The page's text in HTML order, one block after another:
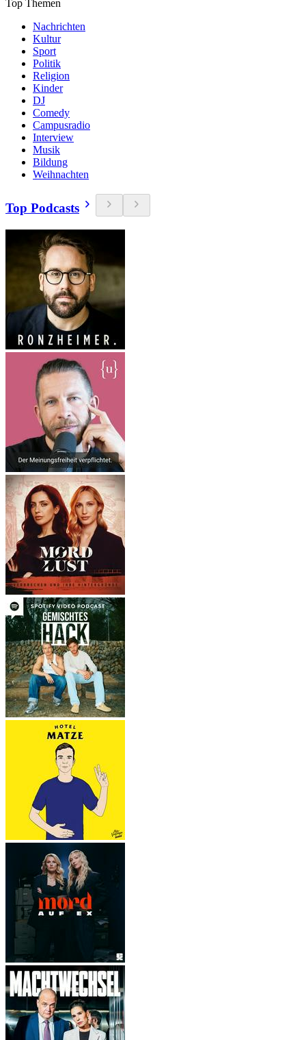
Top Themen
Nachrichten
Kultur
Sport
Politik
Religion
Kinder
DJ
Comedy
Campusradio
Interview
Musik
Bildung
Weihnachten
Top Podcasts